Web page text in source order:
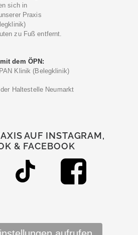
sich in
Praxis
zu Fuß entfernt.
dem ÖPN:
Klinik (Belegklinik)
Haltestelle Neumarkt
AUF INSTAGRAM,
& FACEBOOK